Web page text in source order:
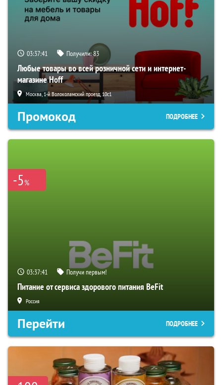
03:37:40 Получили:83
Любые товары во всей розничной сети и интернет-
магазине Hoff
Москва, 1-й Волоколамский проезд, 10с1
Промокод ПОДРОБНЕЕ
-5%
03:37:40 Получи первым!
Питание от сервиса здорового питания BeFit
Россия
Перейти ПОДРОБНЕЕ